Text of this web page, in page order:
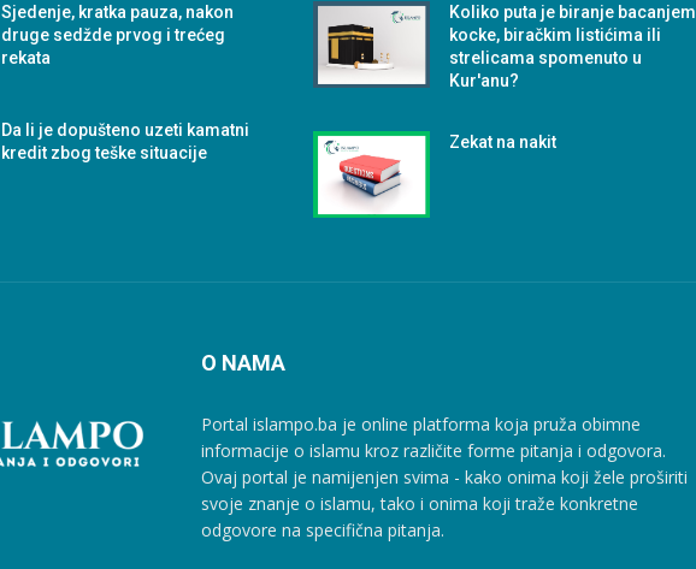
Sjedenje, kratka pauza, nakon
druge sedžde prvog i trećeg
rekata
Da li je dopušteno uzeti kamatni
kredit zbog teške situacije
Koliko puta je biranje bacanjem
kocke, biračkim listićima ili
strelicama spomenuto u
Kur'anu?
Zekat na nakit
O NAMA
Portal islampo.ba je online platforma koja pruža obimne
informacije o islamu kroz različite forme pitanja i odgovora.
Ovaj portal je namijenjen svima - kako onima koji žele proširiti
svoje znanje o islamu, tako i onima koji traže konkretne
odgovore na specifična pitanja.